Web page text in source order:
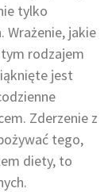
tylko
Wrażenie, jakie
rodzajem
jest
Zderzenie z
tego,
diety, to